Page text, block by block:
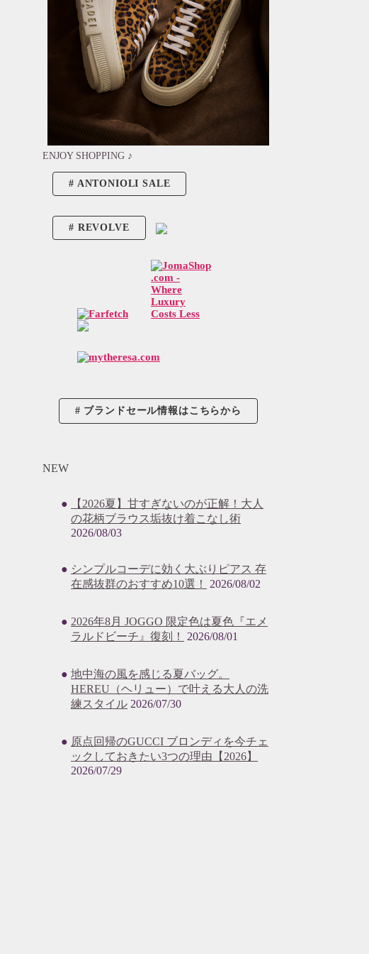
ENJOY SHOPPING ♪
ANTONIOLI SALE
REVOLVE
ブランドセール情報はこちらから
NEW
【2026夏】甘すぎないのが正解！大人
の花柄ブラウス垢抜け着こなし術
2026/08/03
シンプルコーデに効く大ぶりピアス 存
在感抜群のおすすめ10選！
2026/08/02
2026年8月 JOGGO 限定色は夏色『エメ
ラルドビーチ』復刻！
2026/08/01
地中海の風を感じる夏バッグ。
HEREU（ヘリュー）で叶える大人の洗
練スタイル 2026/07/30
原点回帰のGUCCI ブロンディを今チェ
ックしておきたい3つの理由【2026】
2026/07/29